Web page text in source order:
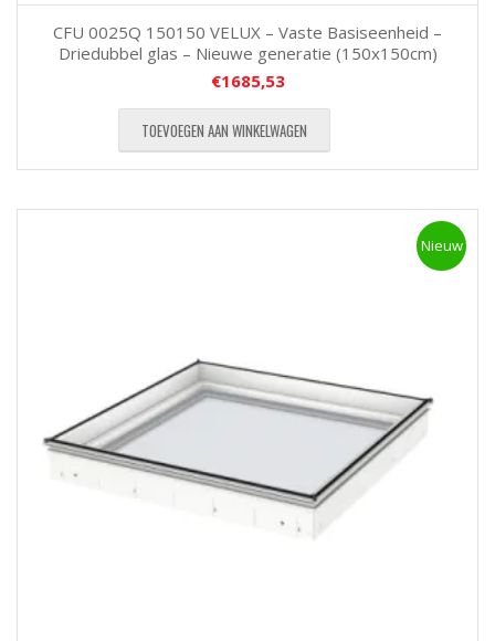
CFU 0025Q 150150 VELUX – Vaste Basiseenheid –
Driedubbel glas – Nieuwe generatie (150x150cm)
€1685,53
TOEVOEGEN AAN WINKELWAGEN
Nieuw